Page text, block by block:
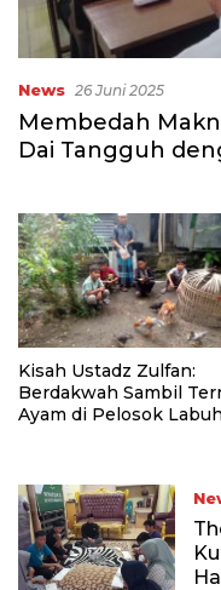
News 26 Juni 2025
Membedah
Dai Tangguh
Kisah Ustadz Zulfan:
Berdakwah Sambil
Ayam di Pelosok